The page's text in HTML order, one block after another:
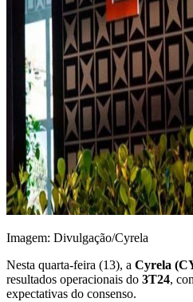
Imagem: Divulgação/Cyrela
Nesta quarta-feira (13), a Cyrela
resultados operacionais do 3T24,
expectativas do consenso.